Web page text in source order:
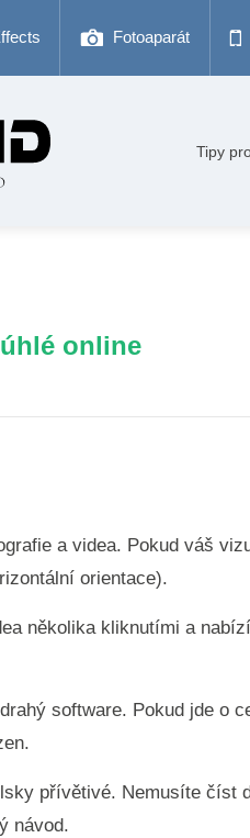
Fotoaparát
Tipy
online
a videa. Pokud váš
orientace).
několika kliknutími a
software. Pokud jde o
přívětivé. Nemusíte číst
návod.